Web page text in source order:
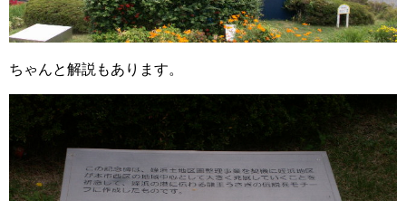
ちゃんと解説もあります。